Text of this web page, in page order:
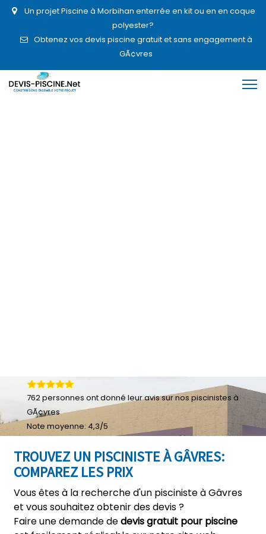
Un projet Piscine à Morbihan enterrée en kit ou en en coque
polyester?
Obtenez vos devis piscine gratuit et sans engagement à
GÃ¢vres
TROUVEZ UN PISCINISTE À GÂVRES:
COMPAREZ LES PRIX
Vous êtes à la recherche d'un pisciniste à Gâvres
et vous souhaitez obtenir des devis ?
Faire une demande dedevis gratuit pour piscine
762personnes ont donné leuravis sur nos piscinistes à
GÃ¢vres
Note moyenne: 4,3/5